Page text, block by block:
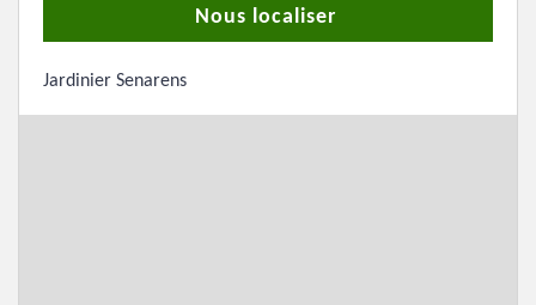
Nous localiser
Jardinier Senarens